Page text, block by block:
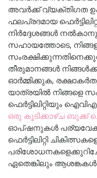
അവർക്ക് വ്യക്തിഗത
ഫലപ്രദമായ
നിർദ്ദേശങ്ങൾ
സഹായത്തോടെ,
തീരുമാനങ്ങൾ
ഓർമ്മിക്കുക,
യാത്രയിൽ നിങ്ങളെ
ഫെർട്ടിലിറ്റിയും
ഒരു കൂടിക്കാഴ്‌ച
ഓപ്ഷനുകൾ
ഫെർട്ടിലിറ്റി
ഏതെങ്കിലും ആശങ്കകൾ